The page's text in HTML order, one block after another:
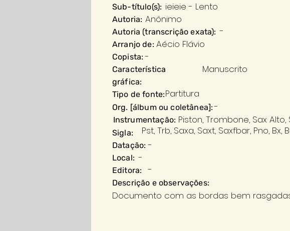
Sub-título(s): ieieie - Lento
Autoria: Anônimo
Autoria (transcrição exata): -
Arranjo de: Aécio Flávio
Copista: -
Característica
gráfica:
Manuscrito
Tipo de fonte:Partitura
Org. [álbum ou coletânea]: -
Instrumentação: Piston, Trombone, Sax
Sigla: Pst, Trb, Saxa, Saxt, Saxfbar, Pno, Bx,
Datação: -
Local: -
Editora: -
Descrição e observações:
Documento com as bordas bem